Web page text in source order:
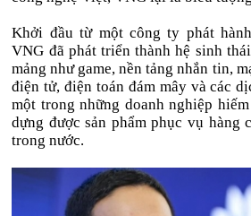
Khởi đầu từ một công ty phát
VNG đã phát triển thành hệ sinh
mảng như game, nền tảng nhắn tin,
điện tử, điện toán đám mây và các
một trong những doanh nghiệp
dựng được sản phẩm phục vụ hàng
trong nước.